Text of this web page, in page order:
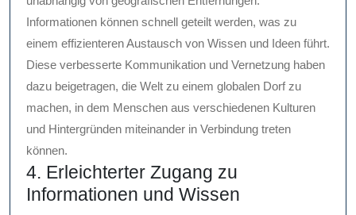
Informationen können schnell geteilt werden, was zu
einem effizienteren Austausch von Wissen und Ideen führt.
Diese verbesserte Kommunikation und Vernetzung haben
dazu beigetragen, die Welt zu einem globalen Dorf zu
machen, in dem Menschen aus verschiedenen Kulturen
und Hintergründen miteinander in Verbindung treten
können.
4. Erleichterter Zugang zu
Informationen und Wissen